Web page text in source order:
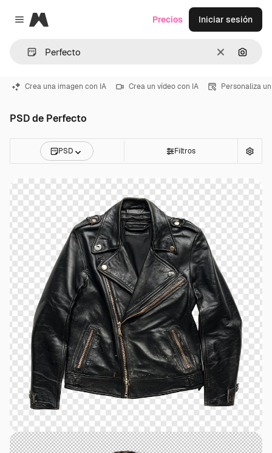
Close menu
Magnific
Borrar
Precios Iniciar sesión
Crea una imagen con IA Crea un vídeo con IA Personaliza
PSD de Perfecto
PSD Filtros